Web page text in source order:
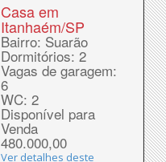
Casa em
Itanhaém/SP
Bairro: Suarão
Dormitórios: 2
Vagas de garagem:
6
WC: 2
Disponível para
Venda
480.000,00
Ver detalhes deste